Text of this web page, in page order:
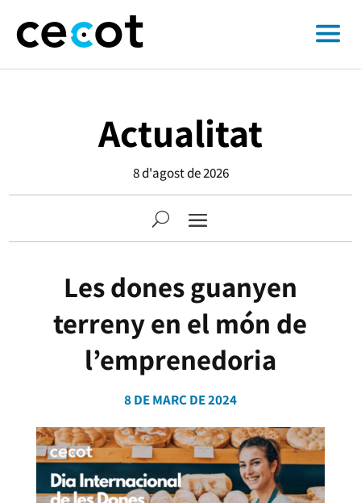
Actualitat
8 d'agost de 2026
Les dones guanyen
terreny en el món de
l’emprenedoria
8 DE MARÇ DE 2024